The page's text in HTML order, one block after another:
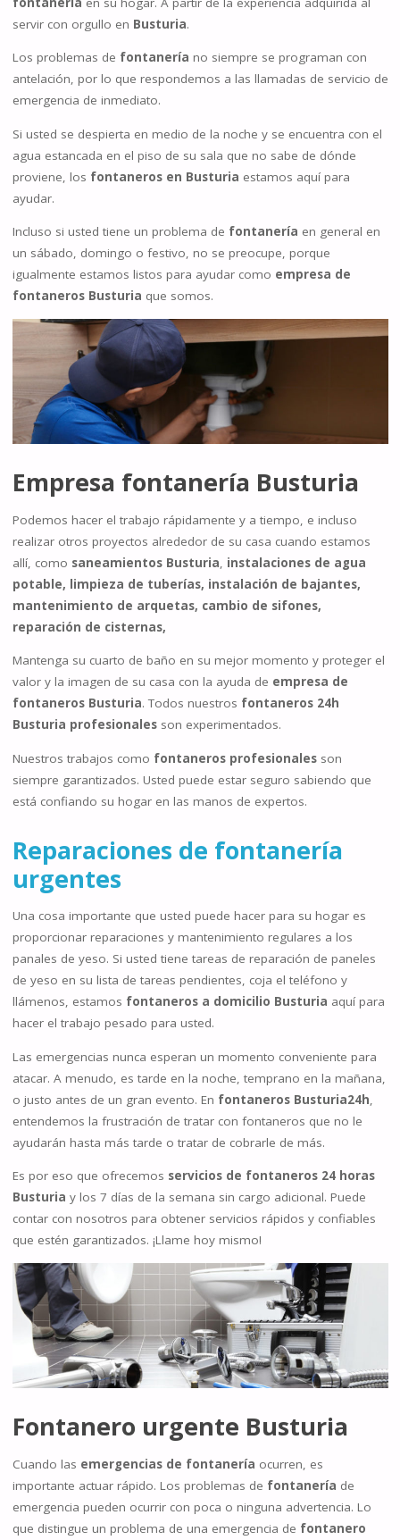
servir con orgullo en Busturia.
Los problemas de fontanería no siempre se programan con
antelación, por lo que respondemos a las llamadas de servicio de
emergencia de inmediato.
Si usted se despierta en medio de la noche y se encuentra con el
agua estancada en el piso de su sala que no sabe de dónde
proviene, los fontaneros en Busturia estamos aquí para
ayudar.
Incluso si usted tiene un problema de fontanería en general en
un sábado, domingo o festivo, no se preocupe, porque
igualmente estamos listos para ayudar como empresa de
fontaneros Busturia que somos.
Empresa fontanería Busturia
Podemos hacer el trabajo rápidamente y a tiempo, e incluso
realizar otros proyectos alrededor de su casa cuando estamos
allí, como saneamientos Busturia, instalaciones de agua
potable, limpieza de tuberías, instalación de bajantes,
mantenimiento de arquetas, cambio de sifones,
reparación de cisternas,
Mantenga su cuarto de baño en su mejor momento y proteger el
valor y la imagen de su casa con la ayuda de empresa de
fontaneros Busturia. Todos nuestros fontaneros 24h
Busturia profesionalesson experimentados.
Nuestros trabajos como fontaneros profesionalesson
siempre garantizados. Usted puede estar seguro sabiendo que
está confiando su hogar en las manos de expertos.
Reparaciones de fontanería
urgentes
Una cosa importante que usted puede hacer para su hogar es
proporcionar reparaciones y mantenimiento regulares a los
panales de yeso. Si usted tiene tareas de reparación de paneles
de yeso en su lista de tareas pendientes, coja el teléfono y
llámenos, estamos fontaneros a domicilio Busturia aquí para
hacer el trabajo pesado para usted.
Las emergencias nunca esperan un momento conveniente para
atacar. A menudo, es tarde en la noche, temprano en la mañana,
o justo antes de un gran evento. En fontaneros Busturia24h,
entendemos la frustración de tratar con fontaneros que no le
ayudarán hasta más tarde o tratar de cobrarle de más.
Es por eso que ofrecemos servicios de fontaneros 24 horas
Busturia y los 7 días de la semana sin cargo adicional. Puede
contar con nosotros para obtener servicios rápidos y confiables
que estén garantizados. ¡Llame hoy mismo!
Fontanero urgente Busturia
Cuando las emergencias de fontanería ocurren, es
importante actuar rápido. Los problemas de fontanería de
emergencia pueden ocurrir con poca o ninguna advertencia. Lo
que distingue un problema de una emergencia de fontanero